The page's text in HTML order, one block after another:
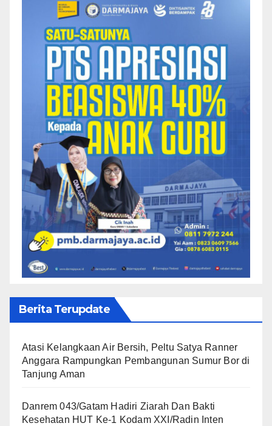
Berita Terupdate
Atasi Kelangkaan Air Bersih, Peltu Satya Ranner
Anggara Rampungkan Pembangunan Sumur Bor di
Tanjung Aman
Danrem 043/Gatam Hadiri Ziarah Dan Bakti
Kesehatan HUT Ke-1 Kodam XXI/Radin Inten